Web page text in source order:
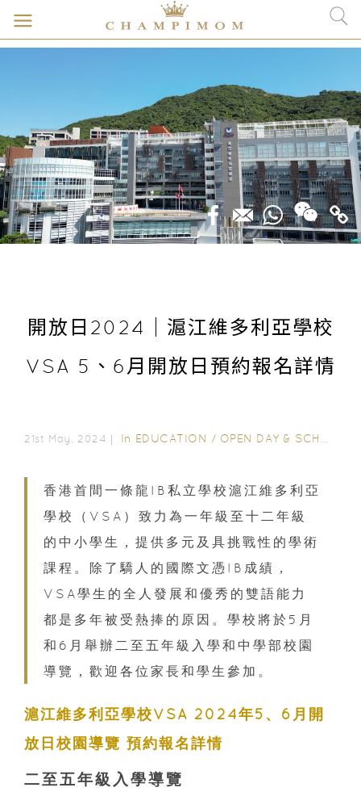
開放日2024｜滬江維多利亞學校
VSA 5、6月開放日預約報名詳情
21st May, 2024｜ In EDUCATION / OPEN DAY & SCHOOL EVENTS
香港首間一條龍IB私立學校滬江維多利亞
學校（VSA）致力為一年級至十二年級
的中小學生，提供多元及具挑戰性的學術
課程。除了驕人的國際文憑IB成績，
VSA學生的全人發展和優秀的雙語能力
都是多年被受熱捧的原因。學校將於5月
和6月舉辦二至五年級入學和中學部校園
導覽，歡迎各位家長和學生參加。
滬江維多利亞學校VSA 2024年5、6月開
放日校園導覽 預約報名詳情
二至五年級入學導覽